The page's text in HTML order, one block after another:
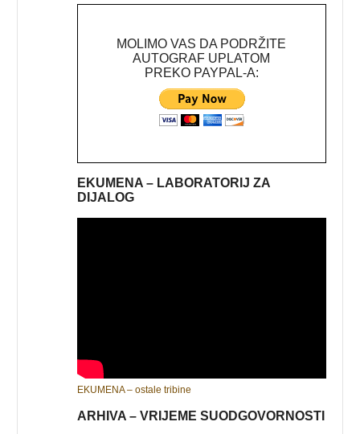
MOLIMO VAS DA PODRŽITE
AUTOGRAF UPLATOM
PREKO PAYPAL-A:
EKUMENA – LABORATORIJ ZA
DIJALOG
EKUMENA – ostale tribine
ARHIVA – VRIJEME SUODGOVORNOSTI